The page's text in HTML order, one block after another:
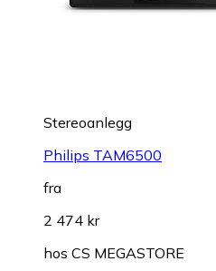
Stereoanlegg
Philips TAM6500
fra
2 474 kr
hos CS MEGASTORE